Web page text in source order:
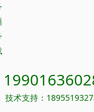
技术支持：